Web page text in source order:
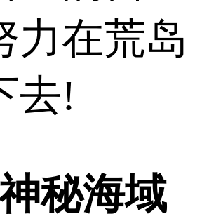
力在荒岛
去!
秘海域